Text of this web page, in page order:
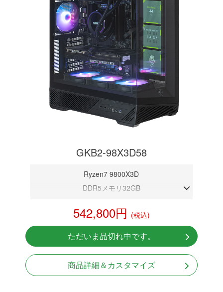
GKB2-98X3D58
Ryzen7 9800X3D
DDR5メモリ32GB
NVMeSSD 1TB
無線LAN Bluetooth対応
Windows11 Home 64bit
LCDスクリーン搭載
542,800円 (税込)
ただいま品切れ中です。
商品詳細＆カスタマイズ